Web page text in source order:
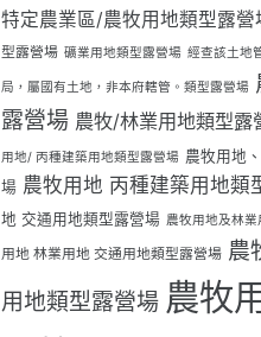
特定農業區/農牧用地類型露營
型露營場 礦業用地類型露營場 經查該土地
局，屬國有土地，非本府轄管。類型露營場
露營場 農牧/林業用地類型露
用地/ 丙種建築用地類型露營場 農牧用地
場 農牧用地 丙種建築用地類
地 交通用地類型露營場 農牧用地及林
用地 林業用地 交通用地類型露營場 農
用地類型露營場 農牧